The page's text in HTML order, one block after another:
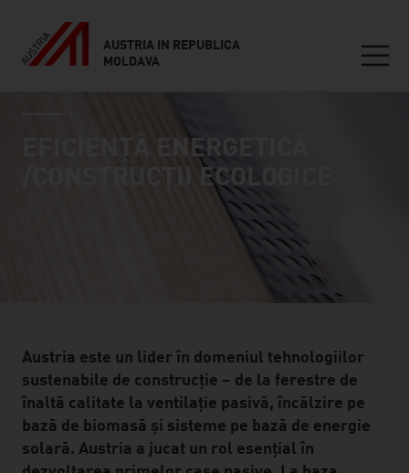
AUSTRIA IN REPUBLICA
MOLDAVA
EFICIENȚĂ ENERGETICĂ
/CONSTRUCȚII ECOLOGICE
Austria este un lider în domeniul tehnologiilor
sustenabile de construcție – de la ferestre de
înaltă calitate la ventilație pasivă, încălzire pe
bază de biomasă și sisteme pe bază de energie
solară. Austria a jucat un rol esențial în